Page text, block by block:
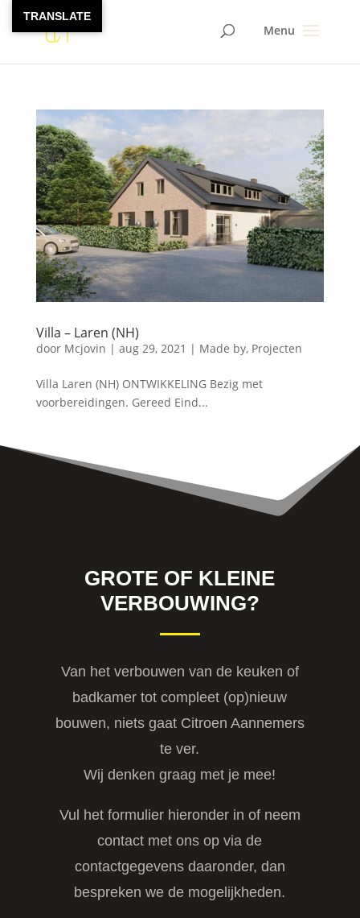
Villa – Laren (NH)
door Mcjovin | aug 29, 2021 | Made by, Projecten
Villa Laren (NH) ONTWIKKELING Bezig met
voorbereidingen. Gereed Eind...
GROTE OF KLEINE
VERBOUWING?
Van het verbouwen van de keuken of
badkamer tot compleet (op)nieuw
bouwen, niets gaat Citroen Aannemers
te ver.
Wij denken graag met je mee!
Vul het formulier hieronder in of neem
contact met ons op via de
contactgegevens daaronder, dan
bespreken we de mogelijkheden.
TRANSLATE